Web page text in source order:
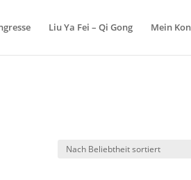
Liu Ya Fei – Qi Gong Mein